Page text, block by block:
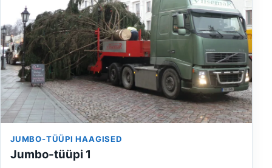
JUMBO-TÜÜPI HAAGISED
Jumbo-tüüpi 1